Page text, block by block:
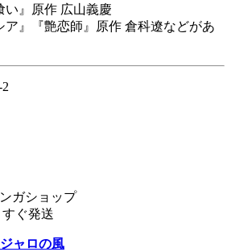
い』原作 広山義慶
ア』『艶恋師』原作 倉科遼などがあ
ガショップ
すぐ発送
ャロの風